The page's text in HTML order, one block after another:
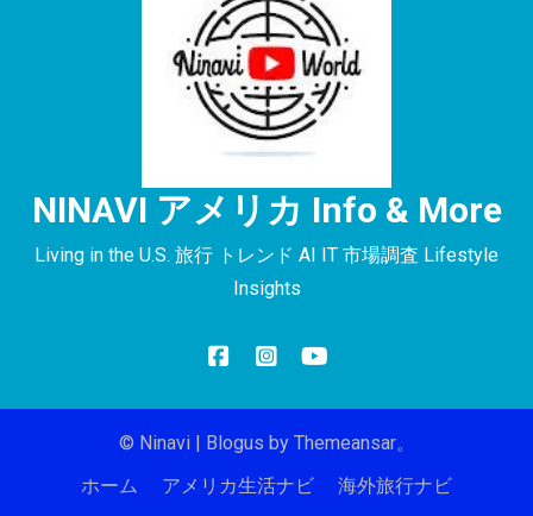
NINAVI アメリカ Info & More
Living in the U.S. 旅行 トレンド AI IT 市場調査 Lifestyle
Insights
© Ninavi | Blogus by Themeansar。
ホーム
アメリカ生活ナビ 海外旅行ナビ